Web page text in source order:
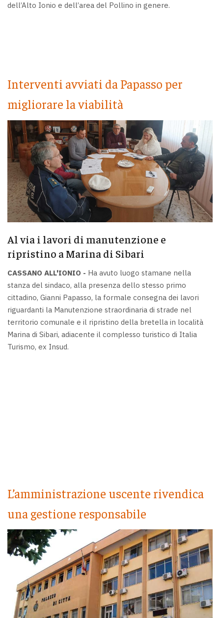
dell’Alto Ionio e dell’area del Pollino in genere.
Interventi avviati da Papasso per
migliorare la viabilità
Al via i lavori di manutenzione e
ripristino a Marina di Sibari
CASSANO ALL'IONIO - Ha avuto luogo stamane nella
stanza del sindaco, alla presenza dello stesso primo
cittadino, Gianni Papasso, la formale consegna dei lavori
riguardanti la Manutenzione straordinaria di strade nel
territorio comunale e il ripristino della bretella in località
Marina di Sibari, adiacente il complesso turistico di Italia
Turismo, ex Insud.
L’amministrazione uscente rivendica
una gestione responsabile